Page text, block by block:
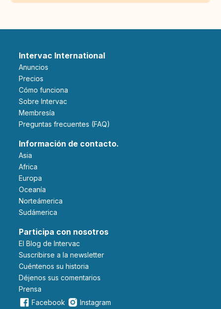
Intervac International
Anuncios
Precios
Cómo funciona
Sobre Intervac
Membresía
Preguntas frecuentes (FAQ)
Información de contacto.
Asia
Africa
Europa
Oceanía
Norteámerica
Sudámerica
Participa con nosotros
El Blog de Intervac
Suscribirse a la newsletter
Cuéntenos su historia
Déjenos sus comentarios
Prensa
Facebook
Instagram